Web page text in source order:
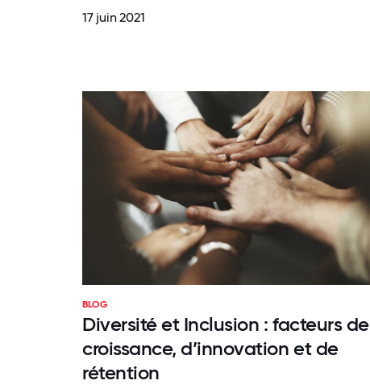
17 juin 2021
BLOG
Diversité et Inclusion : facteurs de
croissance, d’innovation et de
rétention